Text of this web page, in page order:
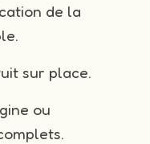
de la
sur place.
ou